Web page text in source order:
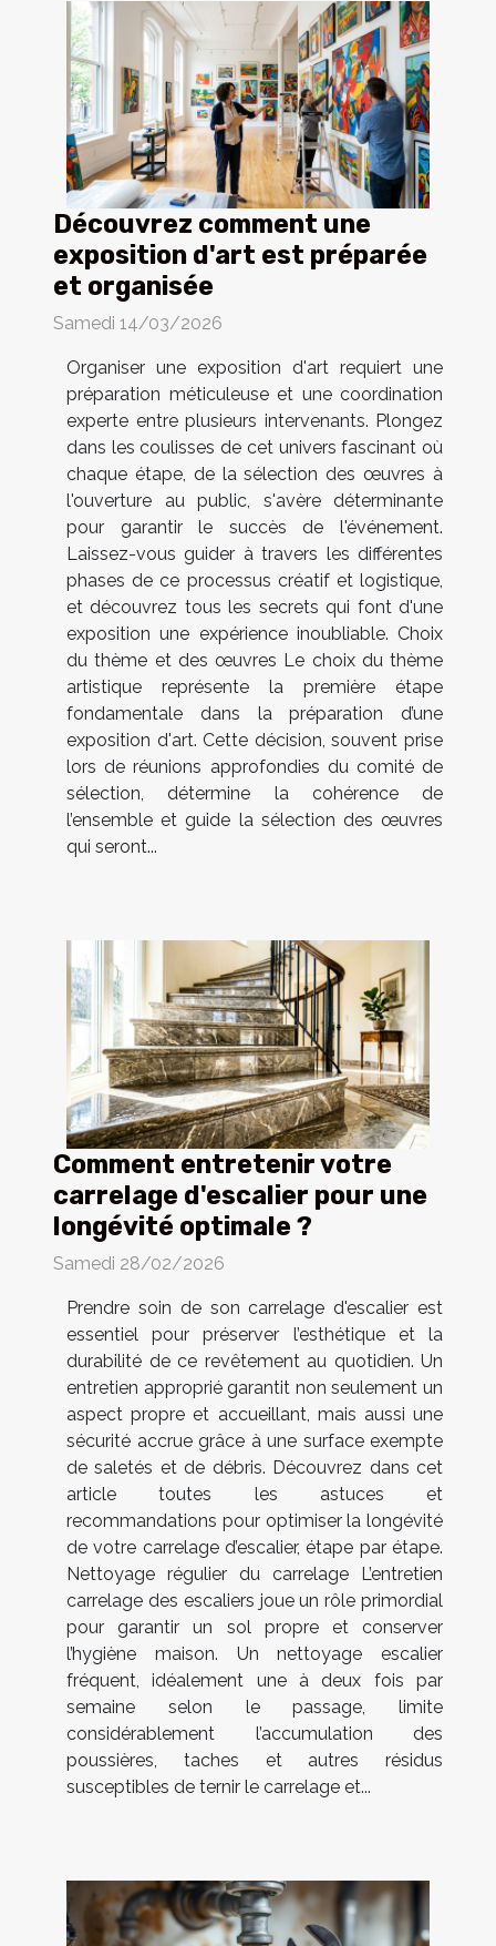
Découvrez comment une
exposition d'art est préparée
et organisée
Samedi 14/03/2026
Organiser une exposition d'art requiert une
préparation méticuleuse et une coordination
experte entre plusieurs intervenants. Plongez
dans les coulisses de cet univers fascinant où
chaque étape, de la sélection des œuvres à
l'ouverture au public, s'avère déterminante
pour garantir le succès de l'événement.
Laissez-vous guider à travers les différentes
phases de ce processus créatif et logistique,
et découvrez tous les secrets qui font d'une
exposition une expérience inoubliable. Choix
du thème et des œuvres Le choix du thème
artistique représente la première étape
fondamentale dans la préparation d’une
exposition d'art. Cette décision, souvent prise
lors de réunions approfondies du comité de
sélection, détermine la cohérence de
l’ensemble et guide la sélection des œuvres
qui seront...
Comment entretenir votre
carrelage d'escalier pour une
longévité optimale ?
Samedi 28/02/2026
Prendre soin de son carrelage d'escalier est
essentiel pour préserver l’esthétique et la
durabilité de ce revêtement au quotidien. Un
entretien approprié garantit non seulement un
aspect propre et accueillant, mais aussi une
sécurité accrue grâce à une surface exempte
de saletés et de débris. Découvrez dans cet
article toutes les astuces et
recommandations pour optimiser la longévité
de votre carrelage d’escalier, étape par étape.
Nettoyage régulier du carrelage L’entretien
carrelage des escaliers joue un rôle primordial
pour garantir un sol propre et conserver
l’hygiène maison. Un nettoyage escalier
fréquent, idéalement une à deux fois par
semaine selon le passage, limite
considérablement l’accumulation des
poussières, taches et autres résidus
susceptibles de ternir le carrelage et...